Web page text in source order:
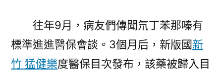
往年9月，病友們傳聞氘丁苯那嗪有
標準進進醫保會談。3個月后，新版國新
竹 猛健樂度醫保目次發布，該藥被歸入目